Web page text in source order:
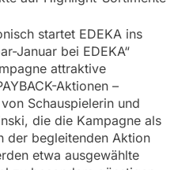
startet EDEKA ins
Januar bei EDEKA“
attraktive
Aktionen –
Schauspielerin und
die die Kampagne als
der begleitenden Aktion
etwa ausgewählte